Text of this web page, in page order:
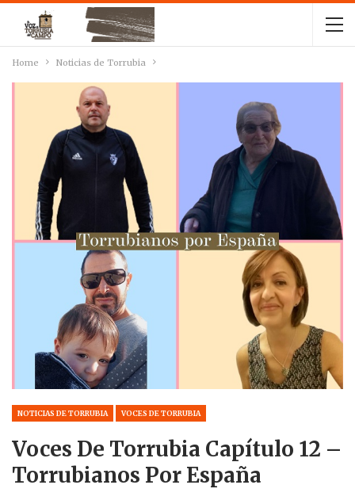
Home Noticias de Torrubia
NOTICIAS DE TORRUBIA VOCES DE TORRUBIA
Voces De Torrubia Capítulo 12 –
Torrubianos Por España